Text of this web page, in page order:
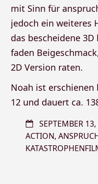
mit Sinn für
jedoch ein weiteres
das bescheidene
faden
2D Version raten.
Noah ist
12 und dauert ca.
SEPTEMBER
ACTION,